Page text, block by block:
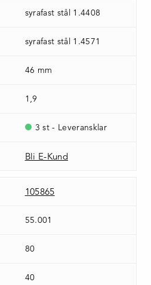
syrafast stål 1.4408
syrafast stål 1.4571
46 mm
1,9
3 st - Leveransklar
Bli E-Kund
105865
55.001
80
40